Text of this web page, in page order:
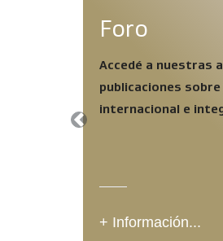
Foro
Accedé a nuestras
publicaciones
internacional e
+ Información...
Previous